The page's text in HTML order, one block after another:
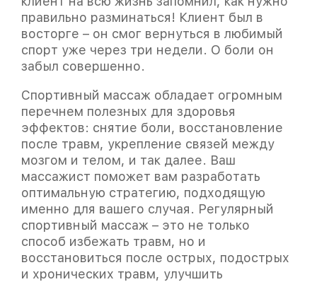
правильно разминаться! Клиент был в
восторге – он смог вернуться в любимый
спорт уже через три недели. О боли он
забыл совершенно.
Спортивный массаж обладает огромным
перечнем полезных для здоровья
эффектов: снятие боли, восстановление
после травм, укрепление связей между
мозгом и телом, и так далее. Ваш
массажист поможет вам разработать
оптимальную стратегию, подходящую
именно для вашего случая. Регулярный
спортивный массаж – это не только
способ избежать травм, но и
восстановиться после острых, подострых
и хронических травм, улучшить